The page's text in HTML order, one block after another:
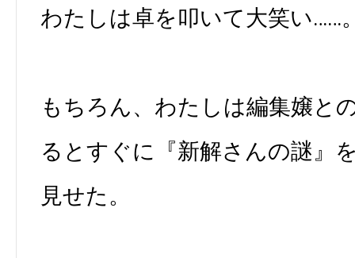
わたしは卓を叩いて大笑い……
もちろん、わたしは編集嬢と
るとすぐに『新解さんの謎』
見せた。